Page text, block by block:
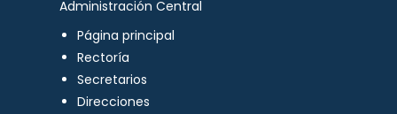
Administración Central
Página principal
Rectoría
Secretarios
Direcciones